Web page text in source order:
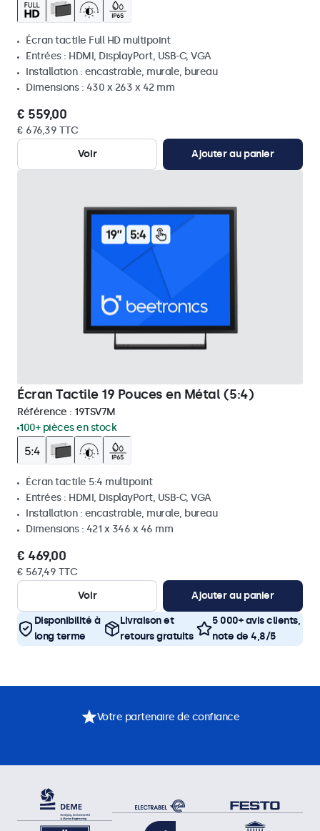
Écran tactile Full HD multipoint
Entrées : HDMI, DisplayPort, USB-C, VGA
Installation : encastrable, murale, bureau
Dimensions : 430 x 263 x 42 mm
€ 559,00
€ 676,39 TTC
Voir
Ajouter au panier
Écran Tactile 19 Pouces en Métal (5:4)
Référence : 19TSV7M
100+ pièces en stock
Écran tactile 5:4 multipoint
Entrées : HDMI, DisplayPort, USB-C, VGA
Installation : encastrable, murale, bureau
Dimensions : 421 x 346 x 46 mm
€ 469,00
€ 567,49 TTC
Voir
Ajouter au panier
Disponibilité à
long terme
Livraison et
retours gratuits
5 000+ avis clients,
note de 4,8/5
Votre partenaire de confiance